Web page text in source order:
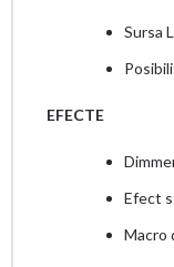
Sursa
EFECTE
Efect
Macro